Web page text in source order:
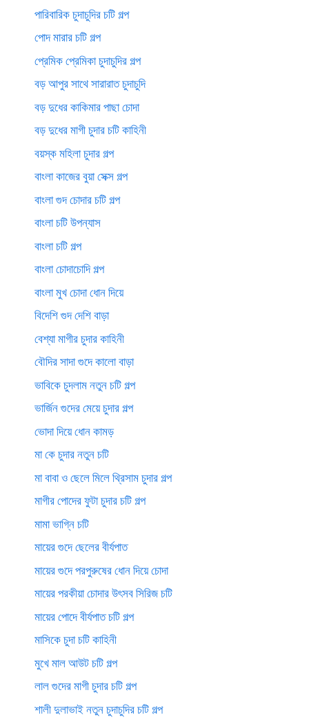
পারিবারিক চুদাচুদির চটি গল্প
পোদ মারার চটি গল্প
প্রেমিক প্রেমিকা চুদাচুদির গল্প
বড় আপুর সাথে সারারাত চুদাচুদি
বড় দুধের কাকিমার পাছা চোদা
বড় দুধের মাগী চুদার চটি কাহিনী
বয়স্ক মহিলা চুদার গল্প
বাংলা কাজের বুয়া সেক্স গল্প
বাংলা গুদ চোদার চটি গল্প
বাংলা চটি উপন্যাস
বাংলা চটি গল্প
বাংলা চোদাচোদি গল্প
বাংলা মুখ চোদা ধোন দিয়ে
বিদেশি গুদ দেশি বাড়া
বেশ্যা মাগীর চুদার কাহিনী
বৌদির সাদা গুদে কালো বাড়া
ভাবিকে চুদলাম নতুন চটি গল্প
ভার্জিন গুদের মেয়ে চুদার গল্প
ভোদা দিয়ে ধোন কামড়
মা কে চুদার নতুন চটি
মা বাবা ও ছেলে মিলে থ্রিসাম চুদার গল্প
মাগীর পোদের ফুটা চুদার চটি গল্প
মামা ভাগ্নি চটি
মায়ের গুদে ছেলের বীর্যপাত
মায়ের গুদে পরপুরুষের ধোন দিয়ে চোদা
মায়ের পরকীয়া চোদার উৎসব সিরিজ চটি
মায়ের পোদে বীর্যপাত চটি গল্প
মাসিকে চুদা চটি কাহিনী
মুখে মাল আউট চটি গল্প
লাল গুদের মাগী চুদার চটি গল্প
শালী দুলাভাই নতুন চুদাচুদির চটি গল্প